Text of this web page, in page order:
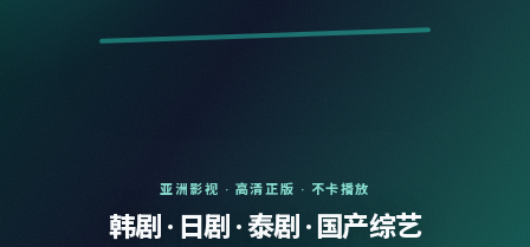
亚洲影视 · 高清正版 · 不卡播放
韩剧 · 日剧 · 泰剧 · 国产综艺